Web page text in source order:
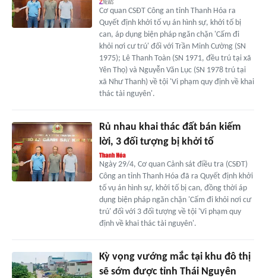
Cơ quan CSĐT Công an tỉnh Thanh Hóa ra
Quyết định khởi tố vụ án hình sự, khởi tố bị
can, áp dụng biện pháp ngăn chặn 'Cấm đi
khỏi nơi cư trú' đối với Trần Minh Cường (SN
1975); Lê Thanh Toàn (SN 1971, đều trú tại xã
Yên Thọ) và Nguyễn Văn Lục (SN 1978 trú tại
xã Như Thanh) về tội 'Vi phạm quy định về khai
thác tài nguyên'.
Rủ nhau khai thác đất bán kiếm
lời, 3 đối tượng bị khởi tố
Ngày 29/4, Cơ quan Cảnh sát điều tra (CSĐT)
Công an tỉnh Thanh Hóa đã ra Quyết định khởi
tố vụ án hình sự, khởi tố bị can, đồng thời áp
dụng biện pháp ngăn chặn 'Cấm đi khỏi nơi cư
trú' đối với 3 đối tượng về tội 'Vi phạm quy
định về khai thác tài nguyên'.
Kỳ vọng vướng mắc tại khu đô thị
sẽ sớm được tỉnh Thái Nguyên